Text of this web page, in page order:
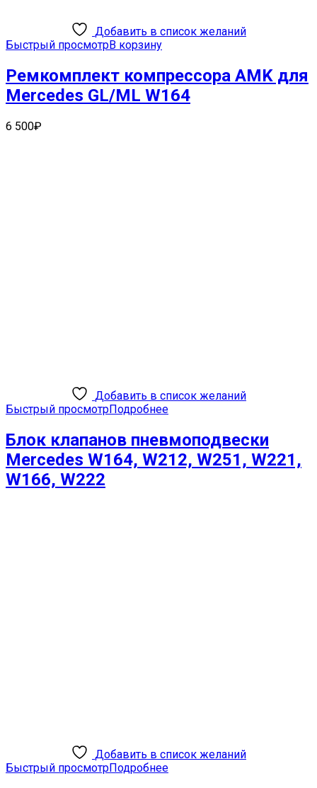
Добавить в список желаний
Быстрый просмотрВ корзину
Ремкомплект компрессора AMK для
Mercedes GL/ML W164
6 500₽
Добавить в список желаний
Быстрый просмотрПодробнее
Блок клапанов пневмоподвески
Mercedes W164, W212, W251, W221,
W166, W222
Добавить в список желаний
Быстрый просмотрПодробнее